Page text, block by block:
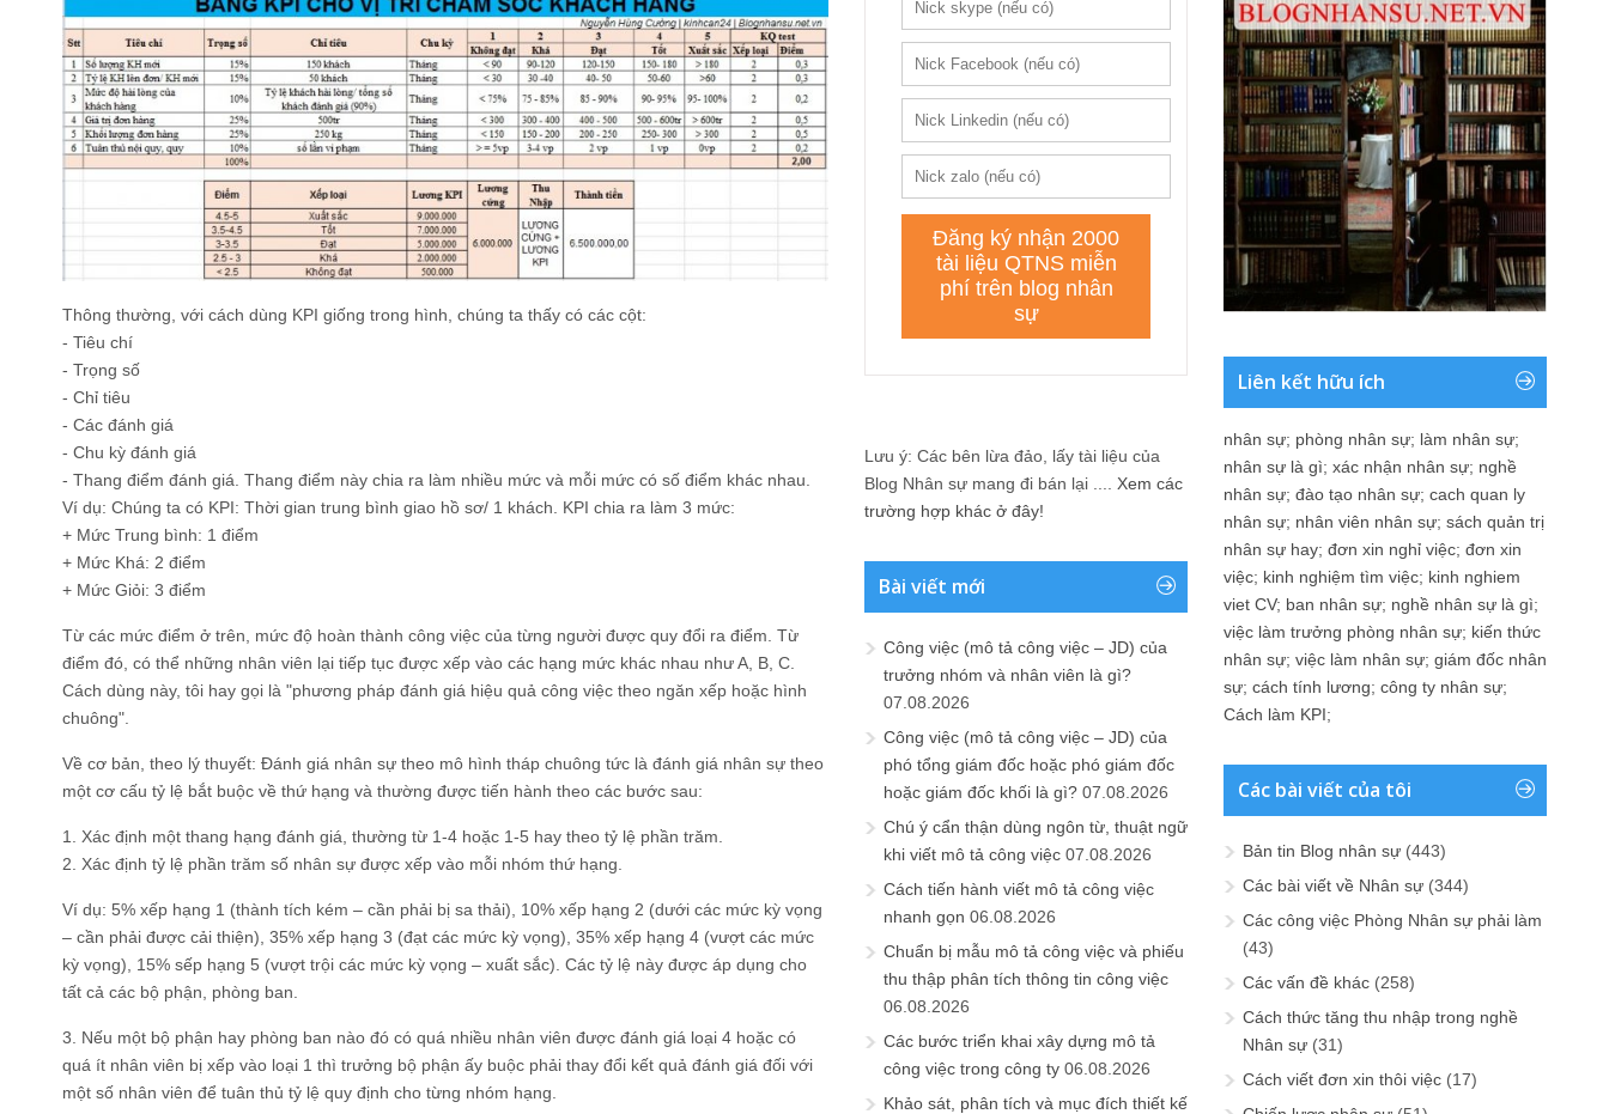
Thông thường, với cách dùng KPI giống trong hình, chúng ta thấy có các cột:
- Tiêu chí
- Trọng số
- Chỉ tiêu
- Các đánh giá
- Chu kỳ đánh giá
- Thang điểm đánh giá. Thang điểm này chia ra làm nhiều mức và mỗi mức có số điểm khác nhau.
Ví dụ: Chúng ta có KPI: Thời gian trung bình giao hồ sơ/ 1 khách. KPI chia ra làm 3 mức:
+ Mức Trung bình: 1 điểm
+ Mức Khá: 2 điểm
+ Mức Giỏi: 3 điểm
Từ các mức điểm ở trên, mức độ hoàn thành công việc của từng người được quy đổi ra điểm. Từ
điểm đó, có thể những nhân viên lại tiếp tục được xếp vào các hạng mức khác nhau như A, B, C.
Cách dùng này, tôi hay gọi là "phương pháp đánh giá hiệu quả công việc theo ngăn xếp hoặc hình
chuông".
Về cơ bản, theo lý thuyết: Đánh giá nhân sự theo mô hình tháp chuông tức là đánh giá nhân sự theo
một cơ cấu tỷ lệ bắt buộc về thứ hạng và thường được tiến hành theo các bước sau:
1. Xác định một thang hạng đánh giá, thường từ 1-4 hoặc 1-5 hay theo tỷ lệ phần trăm.
2. Xác định tỷ lệ phần trăm số nhân sự được xếp vào mỗi nhóm thứ hạng.
Ví dụ: 5% xếp hạng 1 (thành tích kém – cần phải bị sa thải), 10% xếp hạng 2 (dưới các mức kỳ vọng
– cần phải được cải thiện), 35% xếp hạng 3 (đạt các mức kỳ vọng), 35% xếp hạng 4 (vượt các mức
kỳ vọng), 15% sếp hạng 5 (vượt trội các mức kỳ vọng – xuất sắc). Các tỷ lệ này được áp dụng cho
tất cả các bộ phận, phòng ban.
3. Nếu một bộ phận hay phòng ban nào đó có quá nhiều nhân viên được đánh giá loại 4 hoặc có
quá ít nhân viên bị xếp vào loại 1 thì trưởng bộ phận ấy buộc phải thay đổi kết quả đánh giá đối với
một số nhân viên để tuân thủ tỷ lệ quy định cho từng nhóm hạng.
Lưu ý: Các bên lừa đảo, lấy tài liệu của
Blog Nhân sự mang đi bán lại .... Xem các
trường hợp khác ở đây!
Bài viết mới
Công việc (mô tả công việc – JD) của
trưởng nhóm và nhân viên là gì?
07.08.2026
Công việc (mô tả công việc – JD) của
phó tổng giám đốc hoặc phó giám đốc
hoặc giám đốc khối là gì? 07.08.2026
Chú ý cẩn thận dùng ngôn từ, thuật ngữ
khi viết mô tả công việc 07.08.2026
Cách tiến hành viết mô tả công việc
nhanh gọn 06.08.2026
Chuẩn bị mẫu mô tả công việc và phiếu
thu thập phân tích thông tin công việc
06.08.2026
Các bước triển khai xây dựng mô tả
công việc trong công ty 06.08.2026
Khảo sát, phân tích và mục đích thiết kế
Liên kết hữu ích
nhân sự; phòng nhân sự; làm nhân sự;
nhân sự là gì; xác nhận nhân sự; nghề
nhân sự; đào tạo nhân sự; cach quan ly
nhân sự; nhân viên nhân sự; sách quản trị
nhân sự hay; đơn xin nghỉ việc; đơn xin
việc; kinh nghiệm tìm việc; kinh nghiem
viet CV; ban nhân sự; nghề nhân sự là gì;
việc làm trưởng phòng nhân sự; kiến thức
nhân sự; việc làm nhân sự; giám đốc nhân
sự; cách tính lương; công ty nhân sự;
Cách làm KPI;
Các bài viết của tôi
Bản tin Blog nhân sự (443)
Các bài viết về Nhân sự (344)
Các công việc Phòng Nhân sự phải làm
(43)
Các vấn đề khác (258)
Cách thức tăng thu nhập trong nghề
Nhân sự (31)
Cách viết đơn xin thôi việc (17)